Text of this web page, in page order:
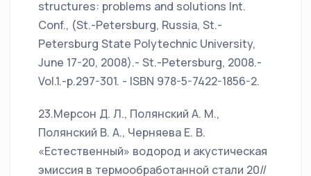
structures: problems and solutions Int.
Conf., (St.-Petersburg, Russia, St.-
Petersburg State Polytechnic University,
June 17-20, 2008).- St.-Petersburg, 2008.-
Vol.1.-p.297-301. - ISBN 978-5-7422-1856-2.
23.Мерсон Д. Л., Полянский А. М.,
Полянский В. А., Черняева Е. В.
«Естественный» водород и акустическая
эмиссия в термообработанной стали 20//